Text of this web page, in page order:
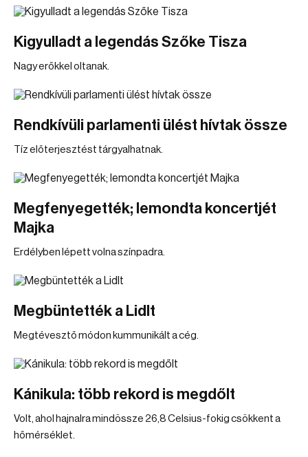
Kigyulladt a legendás Szőke Tisza
Nagy erőkkel oltanak.
Rendkívüli parlamenti ülést hívtak össze
Tíz előterjesztést tárgyalhatnak.
Megfenyegették; lemondta koncertjét
Majka
Erdélyben lépett volna színpadra.
Megbüntették a Lidlt
Megtévesztő módon kummunikált a cég.
Kánikula: több rekord is megdőlt
Volt, ahol hajnalra mindössze 26,8 Celsius-fokig csökkent a
hőmérséklet.